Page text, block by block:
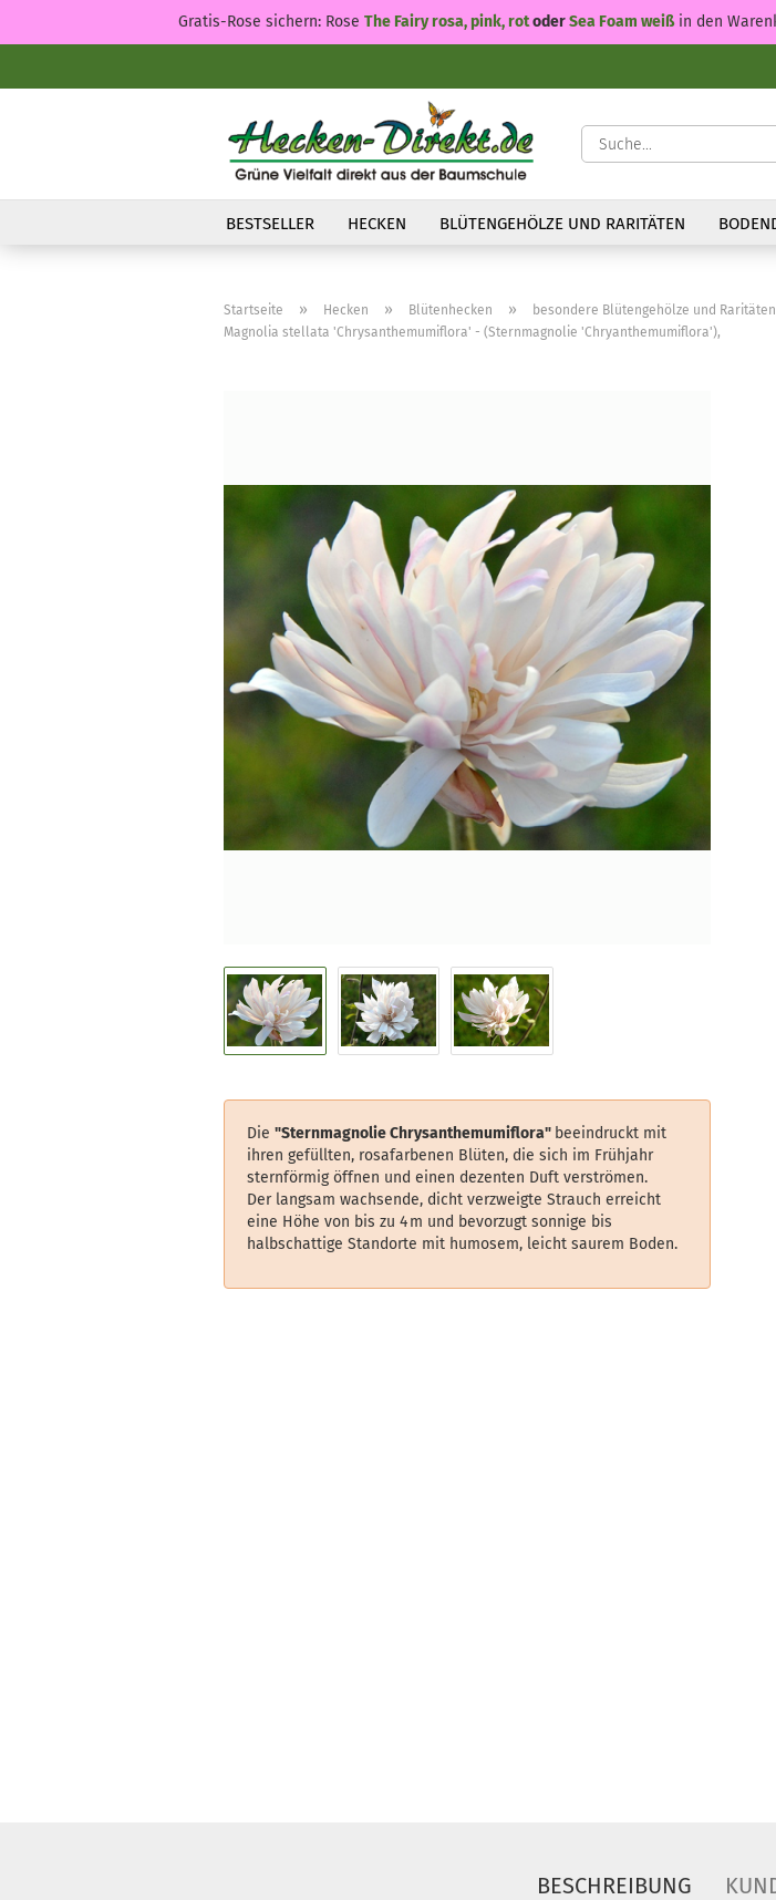
Gratis-Rose sichern: Rose The Fairy rosa, pink, rotoderSea Foam weißin den
BESTSELLER HECKEN BLÜTENGEHÖLZE UND RARITÄTEN
Startseite » Hecken » Blütenhecken » besondere Blütengehölze und Raritäten
Magnolia stellata 'Chrysanthemumiflora' - (Sternmagnolie 'Chryanthemumiflora'),
Die "Sternmagnolie Chrysanthemumiflora" beeindruckt mit
ihren gefüllten, rosafarbenen Blüten, die sich im Frühjahr
sternförmig öffnen und einen dezenten Duft verströmen.
Der langsam wachsende, dicht verzweigte Strauch erreicht
eine Höhe von bis zu 4 m und bevorzugt sonnige bis
halbschattige Standorte mit humosem, leicht saurem Boden.
BESCHREIBUNG